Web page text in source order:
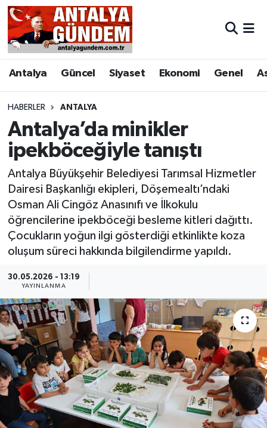
Antalya Güncel Siyaset Ekonomi Genel
HABERLER ANTALYA
Antalya’da minikler
ipekböceğiyle tanıştı
Antalya Büyükşehir Belediyesi Tarımsal Hizmetler
Dairesi Başkanlığı ekipleri, Döşemealtı’ndaki
Osman Ali Cingöz Anasınıfı ve İlkokulu
öğrencilerine ipekböceği besleme kitleri dağıttı.
Çocukların yoğun ilgi gösterdiği etkinlikte koza
oluşum süreci hakkında bilgilendirme yapıldı.
30.05.2026 - 13:19
YAYINLANMA
Antalya
Asayiş
Bilim & Teknoloji
Bölge
EĞİTİM
Ekonomi
Görüntülü Haber
Güncel
Kültür & Sanat
Magazin
Resmi İlan
Sağlık & Yaşam
Antalya Nöbetçi Eczaneler
Antalya Hava Durumu
Antalya Namaz Vakitleri
Antalya Trafik Yoğunluk Haritası
Süper Lig Puan Durumu ve Fikstür
Tüm Manşetler
Son Dakika Haberleri
Haber Arşivi